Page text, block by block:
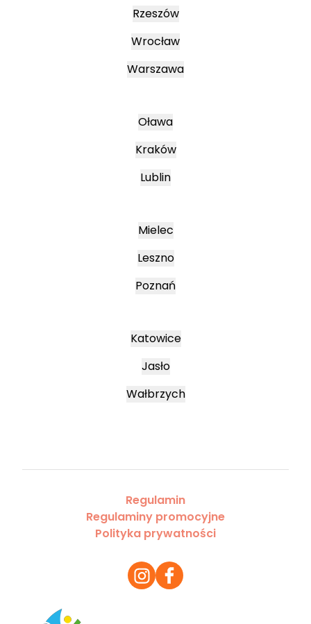
Rzeszów
Wrocław
Warszawa
Oława
Kraków
Lublin
Mielec
Leszno
Poznań
Katowice
Jasło
Wałbrzych
Regulamin
Regulaminy promocyjne
Polityka prywatności